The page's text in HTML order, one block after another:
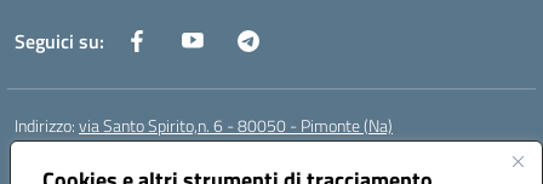
Seguici su:
Indirizzo:via Santo Spirito,n. 6 - 80050 - Pimonte (Na)
Centralino:
Posta elettronica certificata (PEC):naic86400x@pec.istruzione.it